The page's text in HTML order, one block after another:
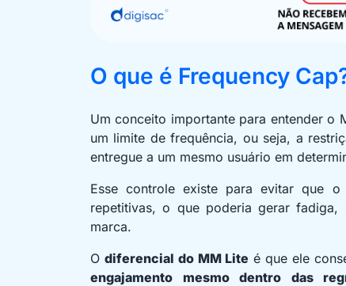
O que é Frequency
Um conceito importante para entender o
um limite de frequência, ou seja, a
entregue a um mesmo usuário em
Esse controle existe para evitar que
repetitivas, o que poderia gerar
marca.
O diferencial do MM Lite é que ele
engajamento mesmo dentro das